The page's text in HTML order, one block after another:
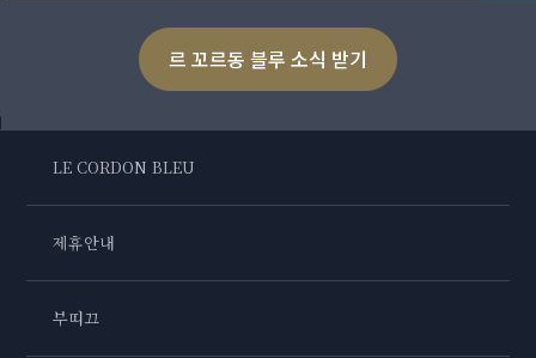
르 꼬르동 블루 소식 받기
LE CORDON BLEU
제휴안내
부띠끄